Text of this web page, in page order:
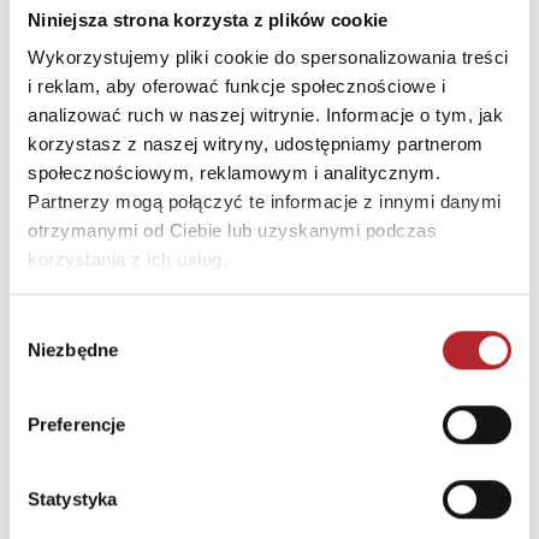
Niniejsza strona korzysta z plików cookie
Wykorzystujemy pliki cookie do spersonalizowania treści
i reklam, aby oferować funkcje społecznościowe i
analizować ruch w naszej witrynie. Informacje o tym, jak
korzystasz z naszej witryny, udostępniamy partnerom
społecznościowym, reklamowym i analitycznym.
Partnerzy mogą połączyć te informacje z innymi danymi
otrzymanymi od Ciebie lub uzyskanymi podczas
korzystania z ich usług.
zgody
Niezbędne
Preferencje
Statystyka
Sug. cena det. 44,99zł(brutto)
Zaloguj się, aby kupić
Sug. cena det.
Zaloguj się, aby kupić
NAJCZĘŚCIEJ KUPOWANE zobacz więcej
TOP 100
Wyłączność
TOP 100